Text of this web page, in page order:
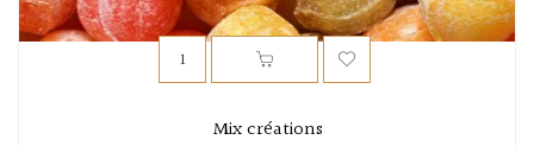
Mix créations